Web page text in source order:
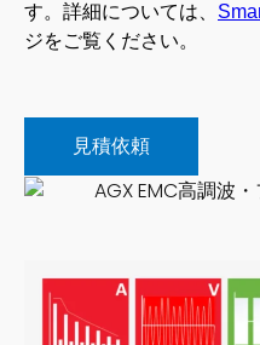
す。詳細については、
ジをご覧ください。
見積依頼